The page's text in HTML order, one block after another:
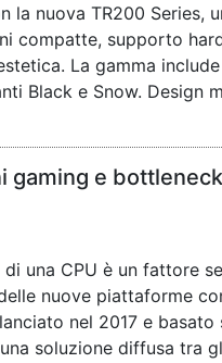
nuova TR200 Series,
compatte, supporto
La gamma
Black e Snow. Design
e
una CPU è un fattore
nuove piattaforme
nel 2017 e basato
soluzione diffusa tra